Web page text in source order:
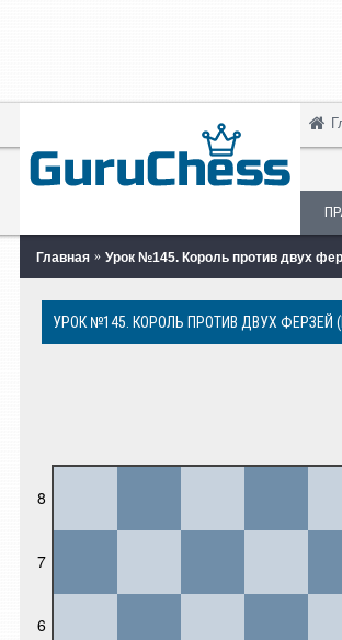
Главная Урок №145. Король против двух
УРОК №145. КОРОЛЬ ПРОТИВ ДВУХ ФЕРЗЕЙ